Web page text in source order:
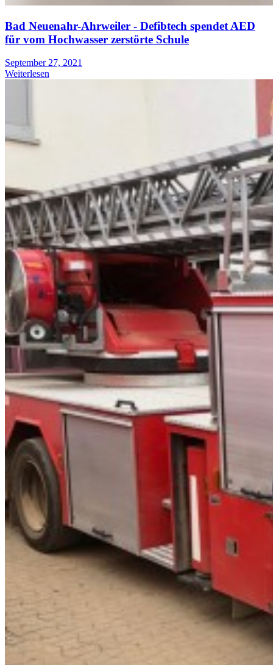
Bad Neuenahr-Ahrweiler - Defibtech spendet AED
für vom Hochwasser zerstörte Schule
September 27, 2021
Weiterlesen